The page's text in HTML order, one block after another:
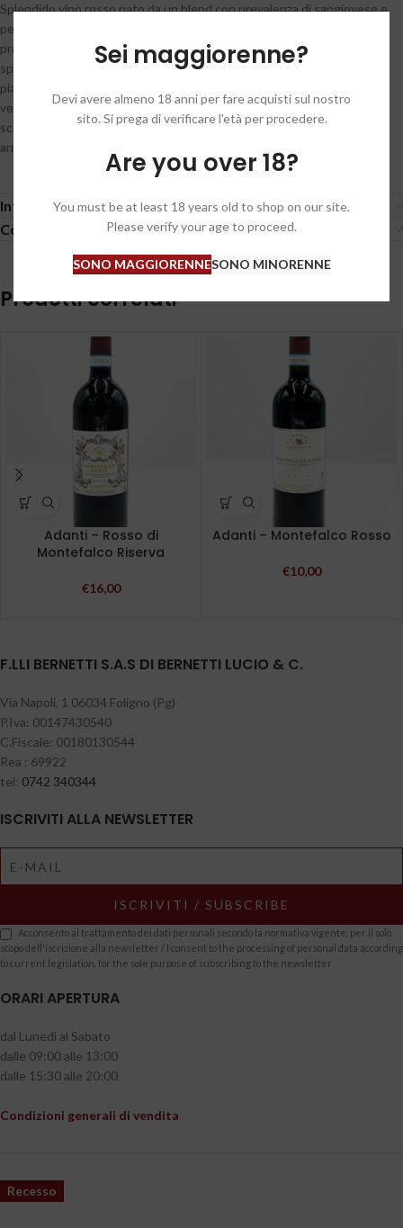
Sei maggiorenne?
Devi avere almeno 18 anni per fare acquisti sul nostro
sito. Si prega di verificare l'età per procedere.
Are you over 18?
You must be at least 18 years old to shop on our site.
Please verify your age to proceed.
SONO MAGGIORENNESONO MINORENNE
Splendido vino rosso nato da un blend con prevalenza di sangiovese e
percentuali uguali di sagrantino e merlot che con audacia sfodera un
profilo olfattivo ricco e sfaccettato, che gioca sull’equilibrio di note
speziate e dolci. In degustazione è capace di stupire con un corpo
piacevolissimo, perfettamente bilanciato, in cui è l’uva, cresciuta sul
versante meridionale della denominazione Montefalco, a dominare la
scena gustativa. Un nettare rubino che regala un momento di fresca
armonia.
Informazioni aggiuntive
Condizioni generali / General conditions
Prodotti correlati
Adanti – Rosso di
Montefalco Riserva
€16,00
Adanti – Montefalco Rosso
€10,00
F.LLI BERNETTI S.A.S DI BERNETTI LUCIO & C.
Via Napoli, 1 06034 Foligno (Pg)
P.Iva: 00147430540
C.Fiscale: 00180130544
Rea : 69922
tel: 0742 340344
ISCRIVITI ALLA NEWSLETTER
Acconsento al trattamento dei dati personali secondo la normativa vigente, per il solo
scopo dell'iscrizione alla newsletter / I consent to the processing of personal data according
to current legislation, for the sole purpose of subscribing to the newsletter
ORARI APERTURA
dal Lunedì al Sabato
dalle 09:00 alle 13:00
dalle 15:30 alle 20:00
Condizioni generali di vendita
Recesso